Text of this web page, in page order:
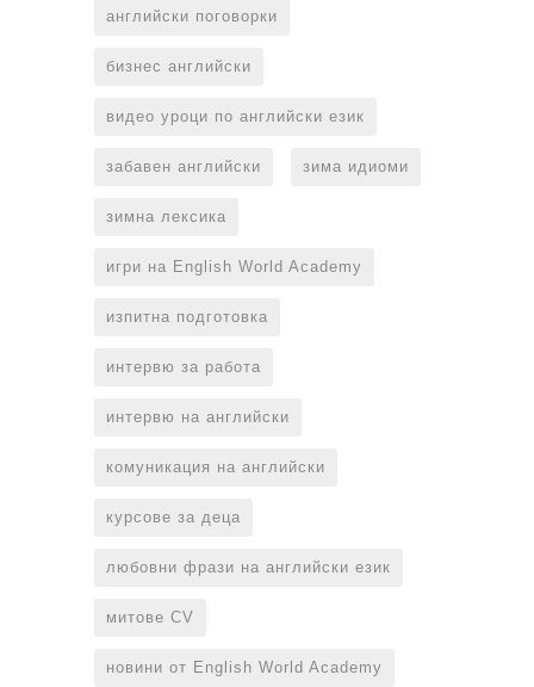
английски поговорки
бизнес английски
видео уроци по английски език
забавен английски зима идиоми
зимна лексика
игри на English World Academy
изпитна подготовка
интервю за работа
интервю на английски
комуникация на английски
курсове за деца
любовни фрази на английски език
митове CV
новини от English World Academy